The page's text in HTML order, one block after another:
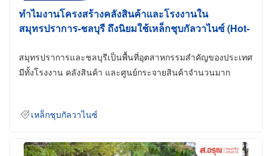
ทำไมงานโครงสร้างคลังสินค้าและโรงงานใน
สมุทรปราการ-ชลบุรี ถึงนิยมใช้เหล็กชุบกัลวาไนซ์ (Hot-
สมุทรปราการและชลบุรีเป็นพื้นที่อุตสาหกรรมสำคัญของประเทศ
มีทั้งโรงงาน คลังสินค้า และศูนย์กระจายสินค้าจำนวนมาก
เหล็กชุบกัลวาไนซ์